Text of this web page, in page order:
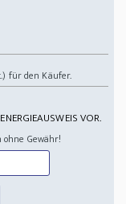
für den Käufer.
VOR.
Gewähr!